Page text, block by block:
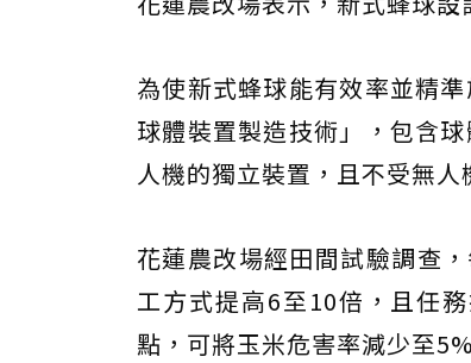
為使新式蜂球能有效率並精
球體裝置製造技術」，包含
人機的獨立裝置，且不受無人
花蓮農改場經田間試驗調查
工方式提高6至10倍，且任
點，可將玉米危害率減少至